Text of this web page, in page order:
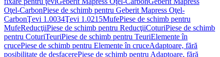
Oţel-CarbonPiese de schimb pentru Geberit Mapress Oţel-
CarbonŢevi 1.0034Ţevi 1.0215MufePiese de schimb pentru
MufeReducţiiPiese de schimb pentru ReducţiiCoturiPiese de schimb
pentru CoturiTeuriPiese de schimb pentru TeuriElemente în
crucePiese de schimb pentru Elemente în cruceAdaptoare, fără
posibilitate de desfacerePiese de schimb pentru Adaptoare, fără